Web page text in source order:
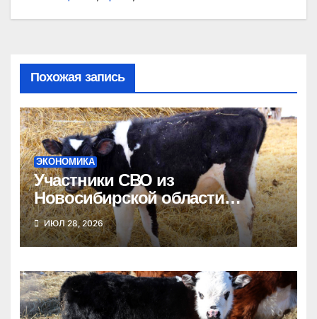
Похожая запись
ЭКОНОМИКА
Участники СВО из
Новосибирской области
получат гранты на развитие
агробизнеса
ИЮЛ 28, 2026